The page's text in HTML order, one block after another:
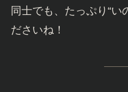
同士でも、たっぷり“い
ださいね！